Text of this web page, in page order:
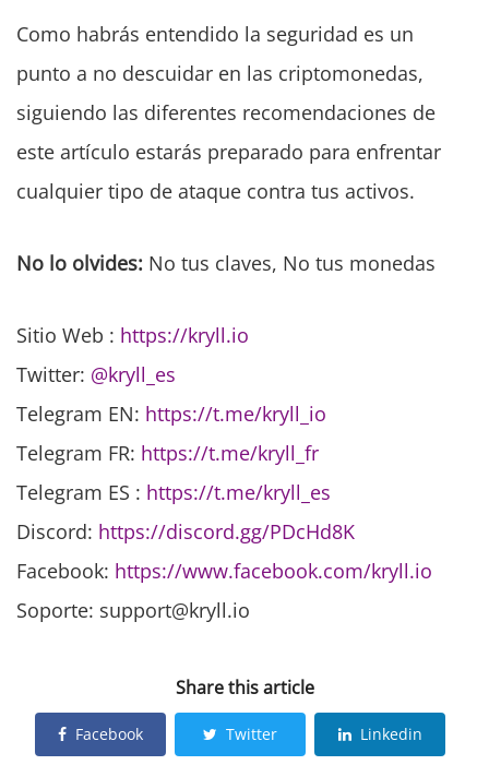
Como habrás entendido la seguridad es un
punto a no descuidar en las criptomonedas,
siguiendo las diferentes recomendaciones de
este artículo estarás preparado para enfrentar
cualquier tipo de ataque contra tus activos.
No lo olvides: No tus claves, No tus monedas
Sitio Web : https://kryll.io
Twitter: @kryll_es
Telegram EN: https://t.me/kryll_io
Telegram FR: https://t.me/kryll_fr
Telegram ES : https://t.me/kryll_es
Discord: https://discord.gg/PDcHd8K
Facebook: https://www.facebook.com/kryll.io
Soporte: support@kryll.io
Share this article
Facebook Twitter Linkedin